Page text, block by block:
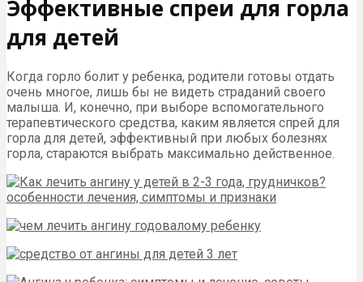
Эффективные спреи для горла
для детей
Когда горло болит у ребенка, родители готовы отдать
очень многое, лишь бы не видеть страданий своего
малыша. И, конечно, при выборе вспомогательного
терапевтического средства, каким является спрей для
горла для детей, эффективный при любых болезнях
горла, стараются выбрать максимально действенное.